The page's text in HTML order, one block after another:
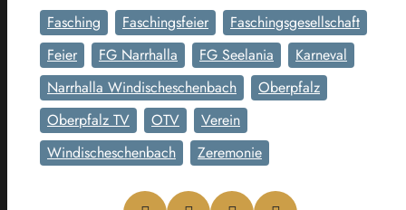
Fasching Faschingsfeier
Faschingsgesellschaft
Feier
FG Narrhalla FG Seelania
Karneval
Narrhalla Windischeschenbach
Oberpfalz
Oberpfalz TV
OTV
Verein
Windischeschenbach
Zeremonie